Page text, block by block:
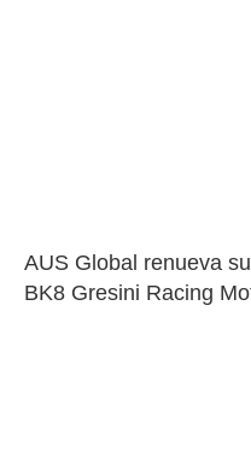
AUS Global renueva
BK8 Gresini Racing